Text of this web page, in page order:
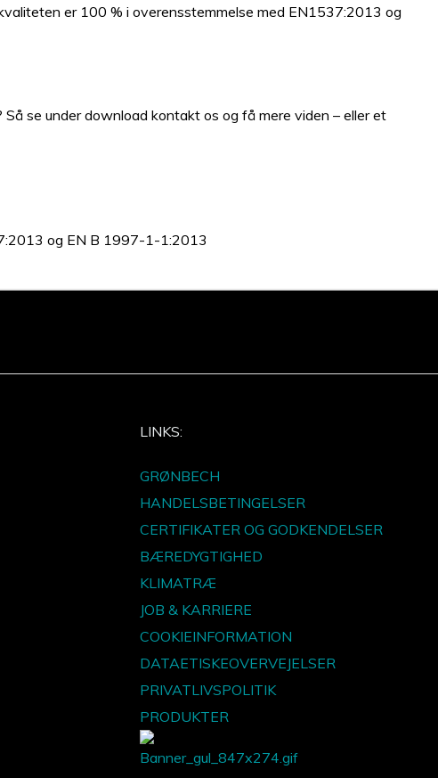
er 100 % i overensstemmelse med EN1537:2013 og
se under download kontakt os og få mere viden – eller et
og EN B 1997-1-1:2013
LINKS:
GRØNBECH
HANDELSBETINGELSER
CERTIFIKATER OG GODKENDELSER
BÆREDYGTIGHED
KLIMATRÆ
JOB & KARRIERE
COOKIEINFORMATION
DATAETISKEOVERVEJELSER
PRIVATLIVSPOLITIK
PRODUKTER